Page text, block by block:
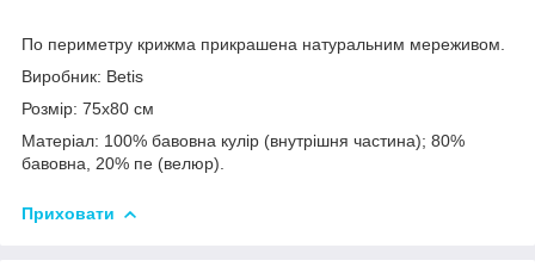
По периметру крижма прикрашена натуральним мереживом.
Виробник: Betis
Розмір: 75х80 см
Матеріал: 100% бавовна кулір (внутрішня частина); 80%
бавовна, 20% пе (велюр).
Приховати